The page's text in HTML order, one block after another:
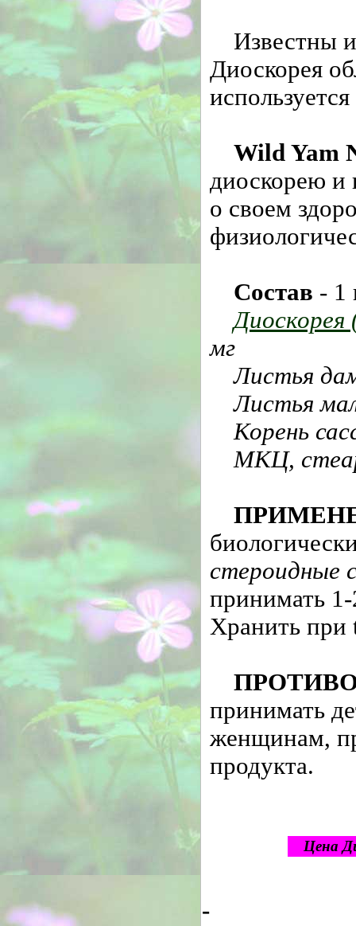
Известны
Диоскорея
Wild Yam
диоскорею и
о своем
Состав - 1
Диоскорея
мг
Листья
Листья
Корень
МКЦ,
стероидные
принимать
Хранить при
принимать
женщинам,
продукта.
Цена
-